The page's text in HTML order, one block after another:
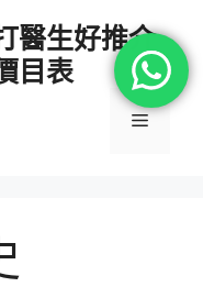
醫生好推介
目表
選